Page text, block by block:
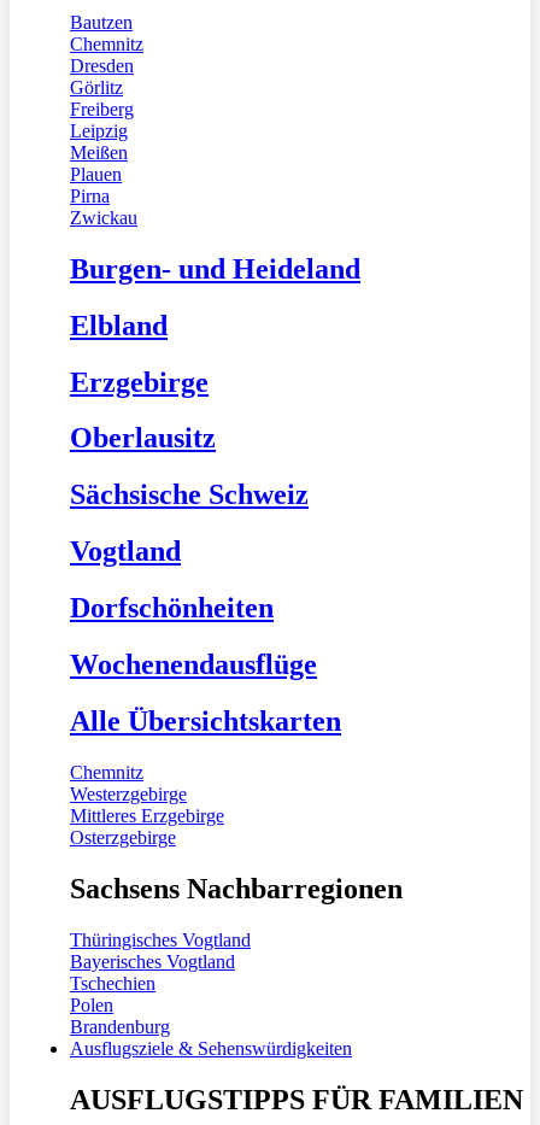
Bautzen
Chemnitz
Dresden
Görlitz
Freiberg
Leipzig
Meißen
Plauen
Pirna
Zwickau
Burgen- und Heideland
Elbland
Erzgebirge
Oberlausitz
Sächsische Schweiz
Vogtland
Dorfschönheiten
Wochenendausflüge
Alle Übersichtskarten
Chemnitz
Westerzgebirge
Mittleres Erzgebirge
Osterzgebirge
Sachsens Nachbarregionen
Thüringisches Vogtland
Bayerisches Vogtland
Tschechien
Polen
Brandenburg
Ausflugsziele & Sehenswürdigkeiten
AUSFLUGSTIPPS FÜR FAMILIEN